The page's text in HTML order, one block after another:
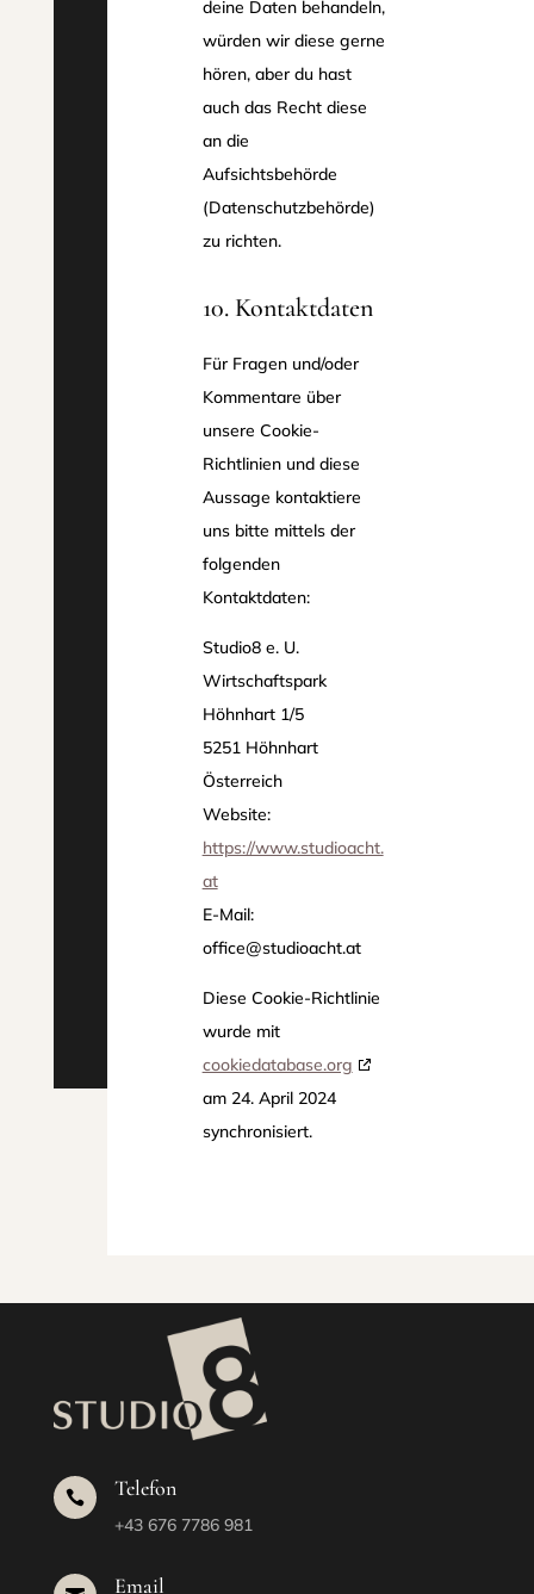
deine Daten behandeln,
würden wir diese gerne
hören, aber du hast
auch das Recht diese
an die
Aufsichtsbehörde
(Datenschutzbehörde)
zu richten.
10. Kontaktdaten
Für Fragen und/oder
Kommentare über
unsere Cookie-
Richtlinien und diese
Aussage kontaktiere
uns bitte mittels der
folgenden
Kontaktdaten:
Studio8 e. U.
Wirtschaftspark
Höhnhart 1/5
5251 Höhnhart
Österreich
Website:
https://www.studioacht.
at
E-Mail:
office@studioacht.at
Diese Cookie-Richtlinie
wurde mit
cookiedatabase.org
am 24. April 2024
synchronisiert.
 Telefon
+43 676 7786 981
Email